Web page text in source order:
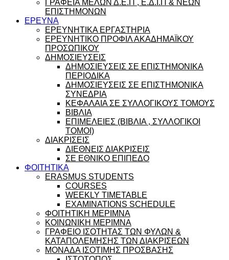
ΓΡΑΦΕΙΑ ΜΕΛΩΝ Δ.Ε.Π , Ε.Δ.Ι.Π & ΝΕΩΝ
ΕΠΙΣΤΗΜΟΝΩΝ
ΕΡΕΥΝΑ
ΕΡΕΥΝΗΤΙΚΑ ΕΡΓΑΣΤΗΡΙΑ
ΕΡΕΥΝΗΤΙΚΟ ΠΡΟΦΙΛ ΑΚΑΔΗΜΑΪΚΟΥ
ΠΡΟΣΩΠΙΚΟΥ
ΔΗΜΟΣΙΕΥΣΕΙΣ
ΔΗΜΟΣΙΕΥΣΕΙΣ ΣΕ ΕΠΙΣΤΗΜΟΝΙΚΑ
ΠΕΡΙΟΔΙΚΑ
ΔΗΜΟΣΙΕΥΣΕΙΣ ΣΕ ΕΠΙΣΤΗΜΟΝΙΚΑ
ΣΥΝΕΔΡΙΑ
ΚΕΦΑΛΑΙΑ ΣΕ ΣΥΛΛΟΓΙΚΟΥΣ ΤΟΜΟΥΣ
ΒΙΒΛΙΑ
ΕΠΙΜΕΛΕΙΕΣ (ΒΙΒΛΙΑ , ΣΥΛΛΟΓΙΚΟΙ
ΤΟΜΟΙ)
ΔΙΑΚΡΙΣΕΙΣ
ΔΙΕΘΝΕΙΣ ΔΙΑΚΡΙΣΕΙΣ
ΣΕ ΕΘΝΙΚΟ ΕΠΙΠΕΔΟ
ΦΟΙΤΗΤΙΚΑ
ERASMUS STUDENTS
COURSES
WEEKLY TIMETABLE
EXAMINATIONS SCHEDULE
ΦΟΙΤΗΤΙΚΗ ΜΕΡΙΜΝΑ
ΚΟΙΝΩΝΙΚΗ ΜΕΡΙΜΝΑ
ΓΡΑΦΕΙΟ ΙΣΟΤΗΤΑΣ ΤΩΝ ΦΥΛΩΝ &
ΚΑΤΑΠΟΛΕΜΗΣΗΣ ΤΩΝ ΔΙΑΚΡΙΣΕΩΝ
ΜΟΝΑΔΑ ΙΣΟΤΙΜΗΣ ΠΡΟΣΒΑΣΗΣ